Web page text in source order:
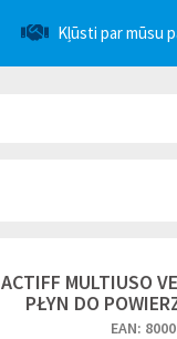
Kļūsti par mūsu
ACTIFF MULTIUSO
PŁYN DO
EAN: